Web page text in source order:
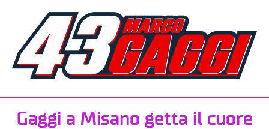
Gaggi a Misano getta il cuore